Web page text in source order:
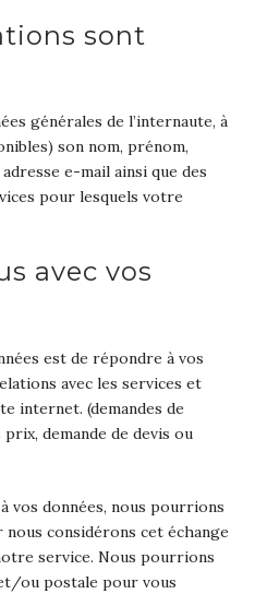
sont
générales de l’internaute, à
son nom, prénom,
e-mail ainsi que des
pour lesquels votre
avec vos
est de répondre à vos
avec les services et
internet. (demandes de
demande de devis ou
vos données, nous pourrions
considérons cet échange
service. Nous pourrions
ou postale pour vous